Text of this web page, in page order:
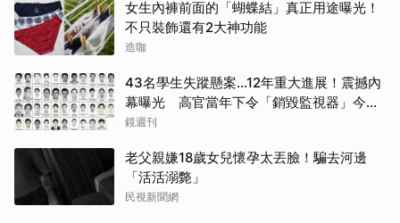
女生內褲前面的「蝴蝶結」真正用途曝光！
不只裝飾還有2大神功能
造咖
43名學生失蹤懸案...12年重大進展！震撼內
幕曝光 高官當年下令「銷毀監視器」今遭
逮
鏡週刊
老父親嫌18歲女兒懷孕太丟臉！騙去河邊
「活活溺斃」
民視新聞網